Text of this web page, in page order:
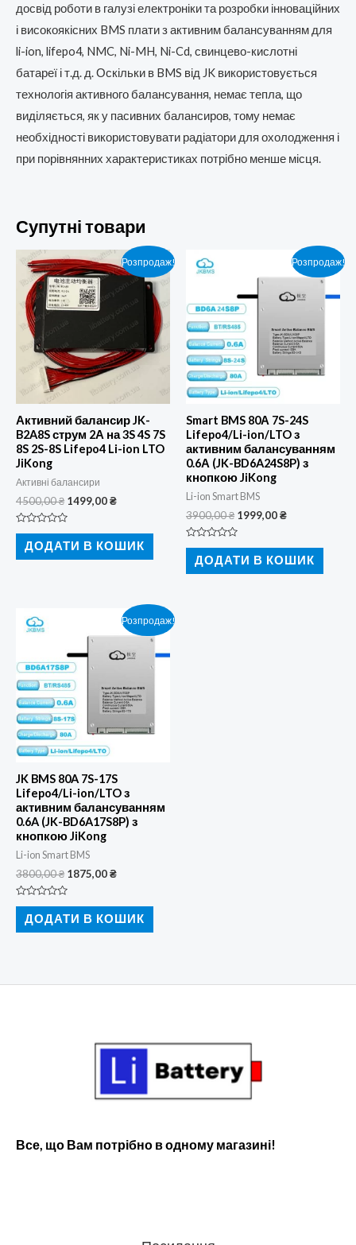
досвід роботи в галузі електроніки та розробки інноваційних
і високоякісних BMS плати з активним балансуванням для
li-ion, lifepo4, NMC, Ni-MH, Ni-Cd, свинцево-кислотні
батареї і т.д. д. Оскільки в BMS від JK використовується
технологія активного балансування, немає тепла, що
виділяється, як у пасивних балансиров, тому немає
необхідності використовувати радіатори для охолодження і
при порівнянних характеристиках потрібно менше місця.
Супутні товари
Розпродаж!
Активний балансир JK-
B2A8S струм 2А на 3S 4S 7S
8S 2S-8S Lifepo4 Li-ion LTO
JiKong
Активні балансири
4500,00₴ Оригінальна
ціна:
1499,00₴Поточна
Оцінено
з
ДОДАТИ В КОШИК
Розпродаж!
Smart BMS 80А 7S-24S
Lifepo4/Li-ion/LTO з
активним балансуванням
0.6А (JK-BD6A24S8P) з
кнопкою JiKong
Li-ion Smart BMS
3900,00₴ Оригінальна
ціна:
1999,00₴Поточна
Оцінено
з
ДОДАТИ В КОШИК
Розпродаж!
JK BMS 80A 7S-17S
Lifepo4/Li-ion/LTO з
активним балансуванням
0.6A (JK-BD6A17S8P) з
кнопкою JiKong
Li-ion Smart BMS
3800,00₴ Оригінальна
ціна:
1875,00₴Поточна
Оцінено
з
ДОДАТИ В КОШИК
Все, що Вам потрібно в одному магазині!